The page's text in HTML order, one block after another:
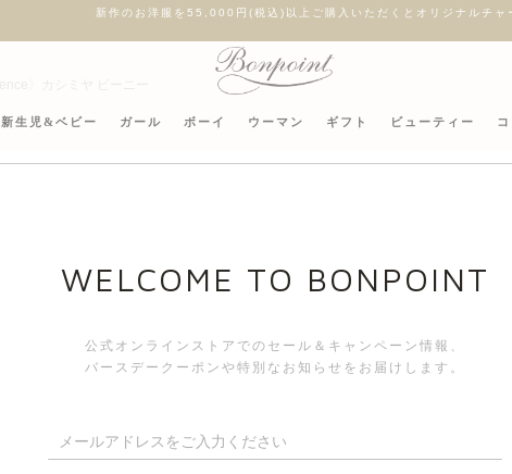
新作のお洋服を55,000円(税込)以上ご購入いただくとオリジナルチャームをプレゼ
新生児&ベビー ガール ボーイ ウーマン ギフト ビューティー
〈
WELCOME TO BONPOINT
公式オンラインストアでのセール＆キャンペーン情報、
バースデークーポンや特別なお知らせをお届けします。